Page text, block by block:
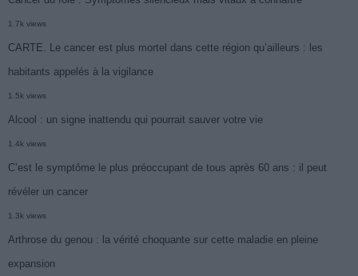
1.7k views
CARTE. Le cancer est plus mortel dans cette région qu’ailleurs : les
habitants appelés à la vigilance
1.5k views
Alcool : un signe inattendu qui pourrait sauver votre vie
1.4k views
C’est le symptôme le plus préoccupant de tous après 60 ans : il peut
révéler un cancer
1.3k views
Arthrose du genou : la vérité choquante sur cette maladie en pleine
expansion